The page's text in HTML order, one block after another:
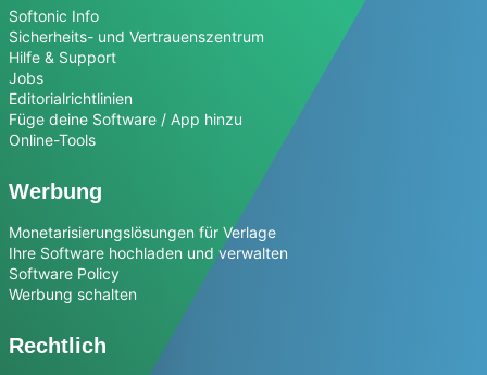
Softonic Info
Sicherheits- und Vertrauenszentrum
Hilfe & Support
Jobs
Editorialrichtlinien
Füge deine Software / App hinzu
Online-Tools
Werbung
Monetarisierungslösungen für Verlage
Ihre Software hochladen und verwalten
Software Policy
Werbung schalten
Rechtlich